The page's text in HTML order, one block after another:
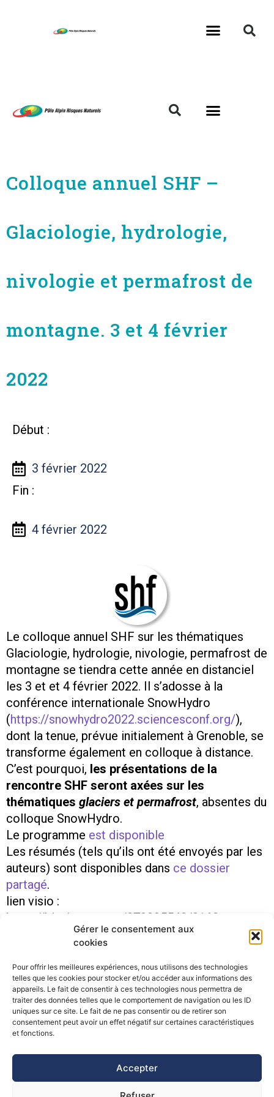
Gérer le consentement aux
cookies
Pour offrir les meilleures expériences, nous utilisons des technologies
telles que les cookies pour stocker et/ou accéder aux informations des
appareils. Le fait de consentir à ces technologies nous permettra de
traiter des données telles que le comportement de navigation ou les ID
uniques sur ce site. Le fait de ne pas consentir ou de retirer son
consentement peut avoir un effet négatif sur certaines caractéristiques
et fonctions.
Accepter
Colloque annuel SHF –
Glaciologie, hydrologie,
nivologie et permafrost de
montagne. 3 et 4 février
2022
Début :
3 février 2022
Fin :
4 février 2022
Le colloque annuel SHF sur les thématiques
Glaciologie, hydrologie, nivologie, permafrost de
montagne se tiendra cette année en distanciel
les 3 et et 4 février 2022. Il s’adosse à la
conférence internationale SnowHydro
(https://snowhydro2022.sciencesconf.org/),
dont la tenue, prévue initialement à Grenoble, se
transforme également en colloque à distance.
C’est pourquoi, les présentations de la
rencontre SHF seront axées sur les
thématiques glaciers et permafrost, absentes du
colloque SnowHydro.
Le programme est disponible
Les résumés (tels qu’ils ont été envoyés par les
auteurs) sont disponibles dans ce dossier
partagé.
lien visio :
https://bluejeans.com/879385543/0162
PRÉCÉDENT
International Mountain Conference – 11-15 septembre 2022 Retour sur le séisme du Teil – 3 février 2022 – IRMa
©Pôle Alpin d’études et de recherche pour la prévention des